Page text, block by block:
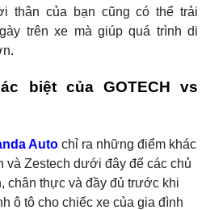
thân của bạn cũng có thể trải
trên xe mà giúp quá trình di
biệt của GOTECH vs
Auto chỉ ra những điểm khác
và Zestech dưới đây để các chủ
chân thực và đầy đủ trước khi
ô tô cho chiếc xe của gia đình